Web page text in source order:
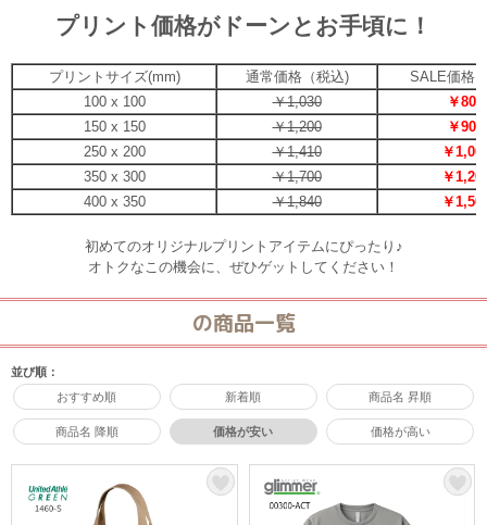
プリント価格がドーンとお手頃に！
プリントサイズ(mm) 通常価格（税込)
SALE価格
100 x 100
￥1,030
￥800
150 x 150
￥1,200
￥900
250 x 200
￥1,410
￥
350 x 300
￥1,700
￥
400 x 350
￥1,840 ￥
初めてのオリジナルプリントアイテムにぴったり♪
オトクなこの機会に、ぜひゲットしてください！
の商品一覧
並び順：
おすすめ順
新着順 商品名 昇順
商品名 降順 価格が安い 価格が高い